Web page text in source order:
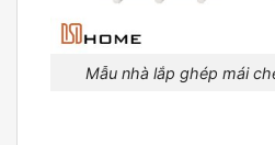
Mẫu nhà lắp ghép mái